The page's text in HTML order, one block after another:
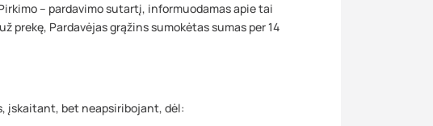
– pardavimo sutartį, informuodamas apie tai
prekę, Pardavėjas grąžins sumokėtas sumas per 14
įskaitant, bet neapsiribojant, dėl: